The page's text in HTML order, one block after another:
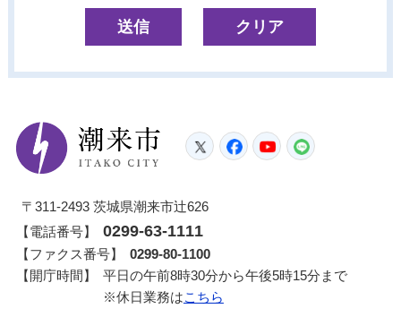
潮来市
TwitterFacebook
YouTube
〒311-2493 茨城県潮来市辻626
【電話番号】
0299-63-1111
【ファクス番号】
0299-80-1100
【開庁時間】
平日の午前8時30分から午後5時15分まで
※休日業務はこちら